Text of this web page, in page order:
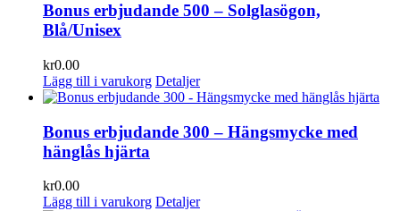
Bonus erbjudande 500 – Solglasögon,
Blå/Unisex
kr0.00
Lägg till i varukorg Detaljer
Bonus erbjudande 300 – Hängsmycke med
hänglås hjärta
kr0.00
Lägg till i varukorg Detaljer